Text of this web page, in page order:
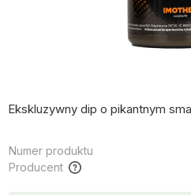
Ekskluzywny dip o pikantnym
Numer produktu
Producent